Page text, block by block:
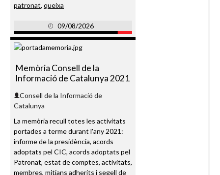
patronat, queixa
09/08/2026
Memòria Consell de la
Informació de Catalunya 2021
Consell de la Informació de
Catalunya
La memòria recull totes les activitats
portades a terme durant l'any 2021:
informe de la presidència, acords
adoptats pel CIC, acords adoptats pel
Patronat, estat de comptes, activitats,
membres, mitjans adherits i segell de